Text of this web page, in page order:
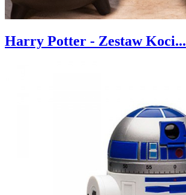
Harry Potter - Zestaw Koci...